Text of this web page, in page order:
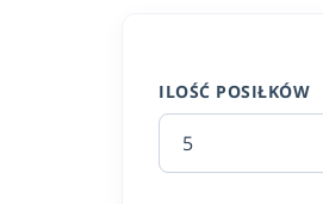
ILOŚĆ POSIŁKÓW